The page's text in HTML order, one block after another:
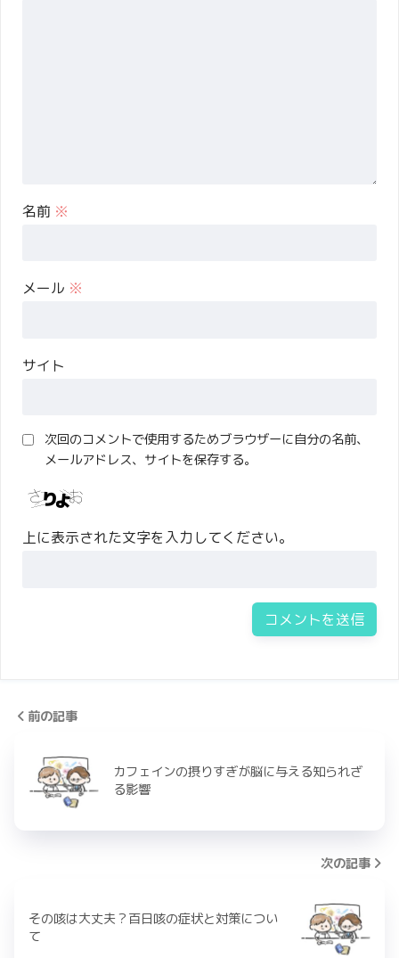
名前 ※
メール ※
サイト
次回のコメントで使用するためブラウザーに自分の名前、
メールアドレス、サイトを保存する。
上に表示された文字を入力してください。
前の記事
カフェインの摂りすぎが脳に与える知られざ
る影響
次の記事
その咳は大丈夫？百日咳の症状と対策につい
て